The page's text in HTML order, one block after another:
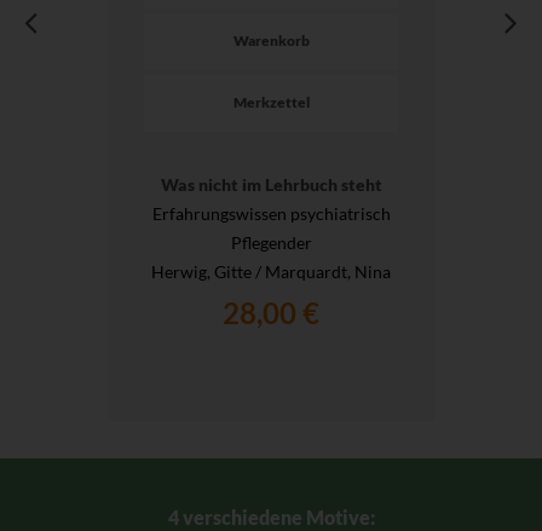
Warenkorb
Merkzettel
Was nicht im Lehrbuch steht
Erfahrungswissen psychiatrisch
Pflegender
Herwig, Gitte / Marquardt, Nina
28,00 €
4 verschiedene Motive: